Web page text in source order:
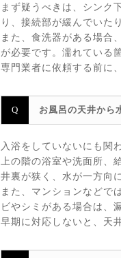
まず疑うべきは、シンク
り、接続部が緩んでいた
また、食洗器がある場合
が必要です。濡れている
専門業者に依頼する前に
お風呂の天井から
入浴をしていないにも関
上の階の浴室や洗面所
井裏が狭く、水が一方向
また、マンションなどで
ビやシミがある場合は、
早期に対応しないと、天